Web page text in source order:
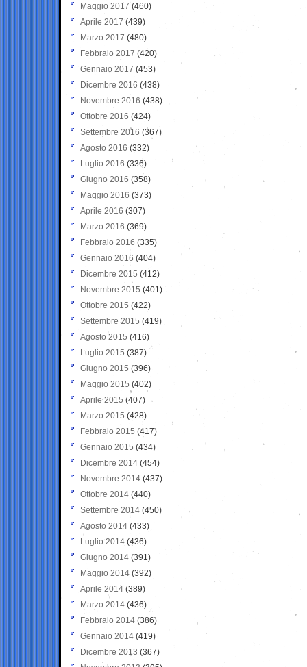
Maggio 2017 (460)
Aprile 2017 (439)
Marzo 2017 (480)
Febbraio 2017 (420)
Gennaio 2017 (453)
Dicembre 2016 (438)
Novembre 2016 (438)
Ottobre 2016 (424)
Settembre 2016 (367)
Agosto 2016 (332)
Luglio 2016 (336)
Giugno 2016 (358)
Maggio 2016 (373)
Aprile 2016 (307)
Marzo 2016 (369)
Febbraio 2016 (335)
Gennaio 2016 (404)
Dicembre 2015 (412)
Novembre 2015 (401)
Ottobre 2015 (422)
Settembre 2015 (419)
Agosto 2015 (416)
Luglio 2015 (387)
Giugno 2015 (396)
Maggio 2015 (402)
Aprile 2015 (407)
Marzo 2015 (428)
Febbraio 2015 (417)
Gennaio 2015 (434)
Dicembre 2014 (454)
Novembre 2014 (437)
Ottobre 2014 (440)
Settembre 2014 (450)
Agosto 2014 (433)
Luglio 2014 (436)
Giugno 2014 (391)
Maggio 2014 (392)
Aprile 2014 (389)
Marzo 2014 (436)
Febbraio 2014 (386)
Gennaio 2014 (419)
Dicembre 2013 (367)